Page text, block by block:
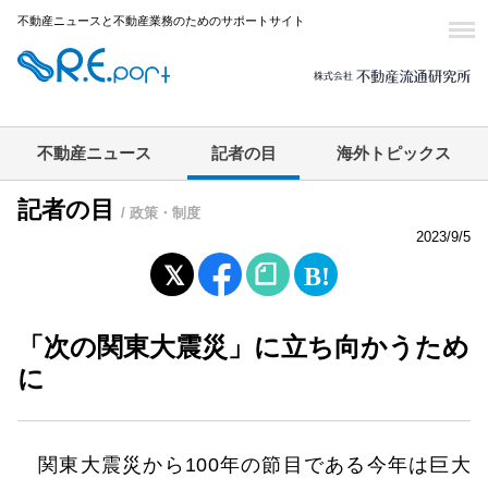
不動産ニュースと不動産業務のためのサポートサイト
不動産ニュース 記者の目 海外トピックス
記者の目
/ 政策・制度
2023/9/5
「次の関東大震災」に立ち向かうため
に
関東大震災から100年の節目である今年は巨大